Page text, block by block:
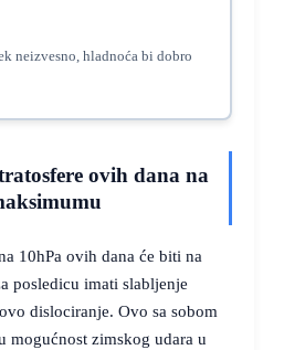
neizvesno, hladnoća bi dobro
ovih dana na
10hPa ovih dana će biti na
posledicu imati slabljenje
dislociranje. Ovo sa sobom
mogućnost zimskog udara u